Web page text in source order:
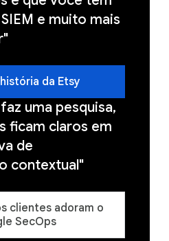
e muito mais
da Etsy
uma pesquisa,
ficam claros em
de
contextual"
clientes adoram o
SecOps